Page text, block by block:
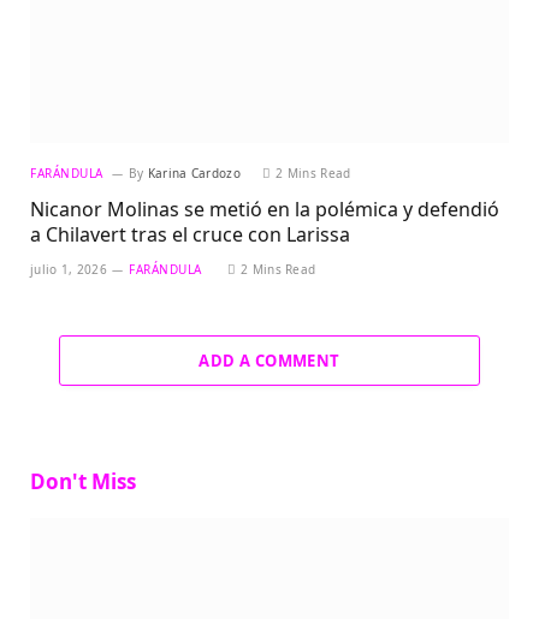
FARÁNDULA By Karina Cardozo 2 Mins Read
Nicanor Molinas se metió en la polémica y defendió
a Chilavert tras el cruce con Larissa
julio 1, 2026 FARÁNDULA 2 Mins Read
ADD A COMMENT
Don't Miss